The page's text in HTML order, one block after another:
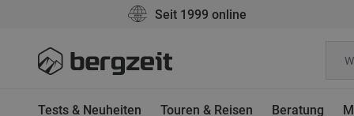
Seit 1999 online
Tests & Neuheiten Touren & Reisen Beratung